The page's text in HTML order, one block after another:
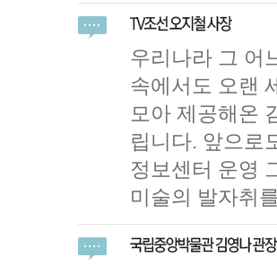
우리나라 그 어
속에서도 오랜
모아 제공해온
립니다. 앞으로
정보센터 운영
미술의 발자취